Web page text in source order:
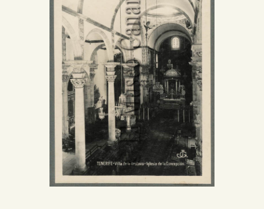
ACTIVIDADES
█
EL MUSEO
COLECCIONES
DIDÁCTICA